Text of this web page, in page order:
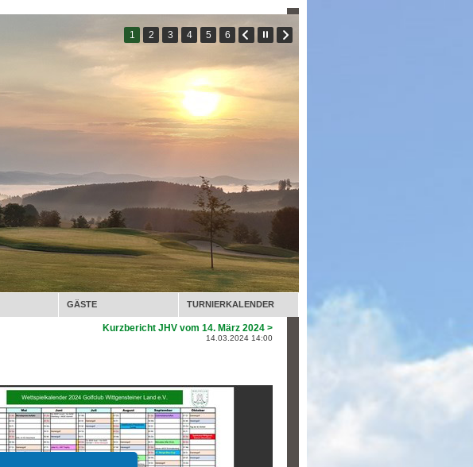
GÄSTE TURNIERKALENDER
Kurzbericht JHV vom 14. März 2024 >
14.03.2024 14:00